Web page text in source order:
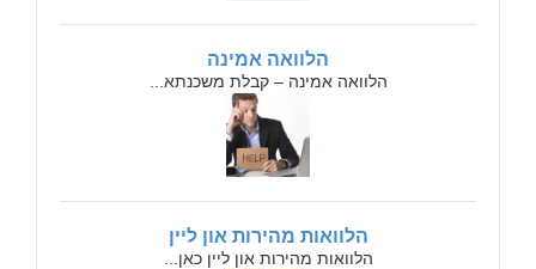
הלוואה אמינה
הלוואה אמינה – קבלת משכנתא...
הלוואות מהירות און ליין
הלוואות מהירות און ליין כאן...